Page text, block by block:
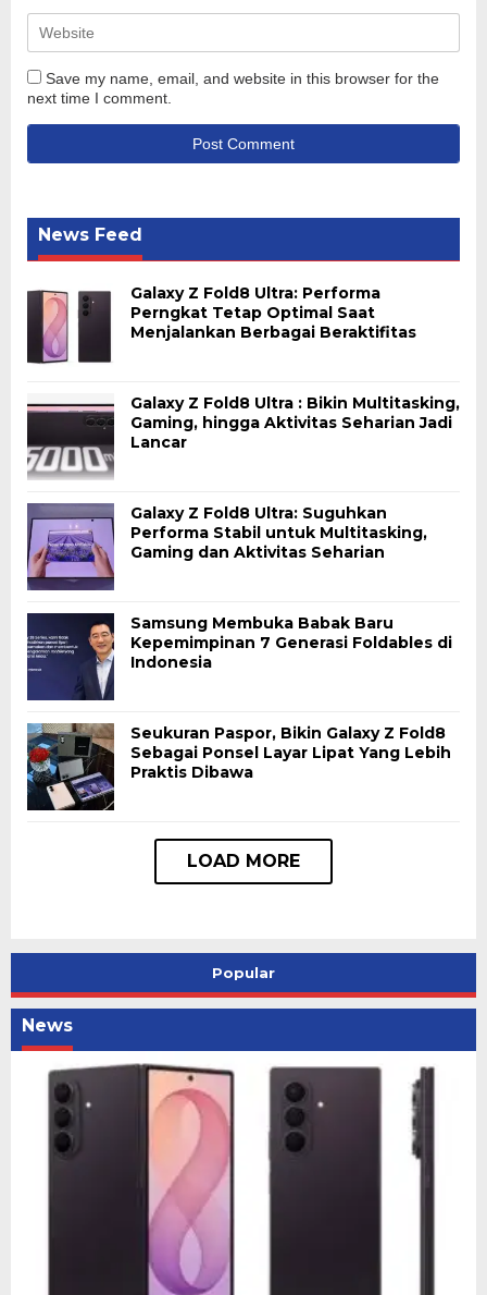
Save my name, email, and website in this browser for the
next time I comment.
News Feed
Galaxy Z Fold8 Ultra: Performa
Perngkat Tetap Optimal Saat
Menjalankan Berbagai Beraktifitas
Galaxy Z Fold8 Ultra : Bikin Multitasking,
Gaming, hingga Aktivitas Seharian Jadi
Lancar
Galaxy Z Fold8 Ultra: Suguhkan
Performa Stabil untuk Multitasking,
Gaming dan Aktivitas Seharian
Samsung Membuka Babak Baru
Kepemimpinan 7 Generasi Foldables di
Indonesia
Seukuran Paspor, Bikin Galaxy Z Fold8
Sebagai Ponsel Layar Lipat Yang Lebih
Praktis Dibawa
Popular
News